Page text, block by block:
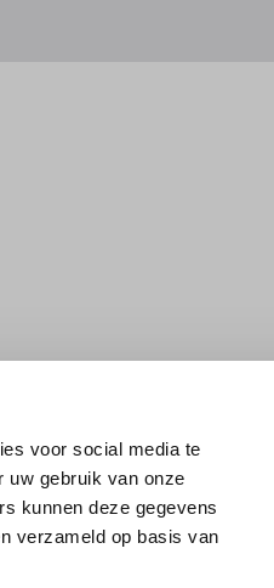
voor social media te
uw gebruik van onze
kunnen deze gegevens
verzameld op basis van